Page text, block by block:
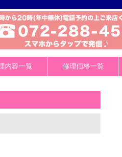
内容一覧 修理価格一覧